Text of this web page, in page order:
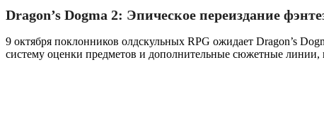
Dragon’s Dogma 2: Эпическое переиздание
9 октября поклонников олдскульных RPG ожидает Dragon’s
систему оценки предметов и дополнительные сюжетные